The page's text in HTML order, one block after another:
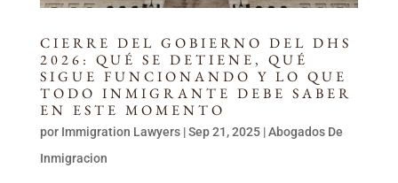
CIERRE DEL GOBIERNO DEL DHS
2026: QUÉ SE DETIENE, QUÉ
SIGUE FUNCIONANDO Y LO QUE
TODO INMIGRANTE DEBE SABER
EN ESTE MOMENTO
por Immigration Lawyers|Sep 21, 2025|Abogados De
Inmigracion